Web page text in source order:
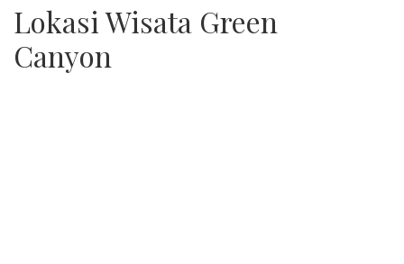
Lokasi Wisata Green
Canyon